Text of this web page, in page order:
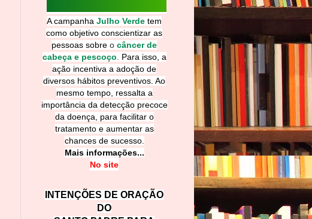
A campanha Julho Verde tem
como objetivo conscientizar as
pessoas sobre o câncer de
cabeça e pescoço
Para isso, a
ação incentiva a adoção de
diversos hábitos preventivos. Ao
mesmo tempo, ressalta a
importância da detecção precoce
da doença, para facilitar o
tratamento e aumentar as
chances de sucesso.
Mais informações...
No site
INTENÇÕES DE ORAÇÃO
DO